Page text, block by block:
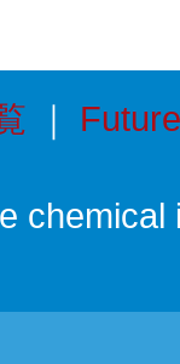
｜